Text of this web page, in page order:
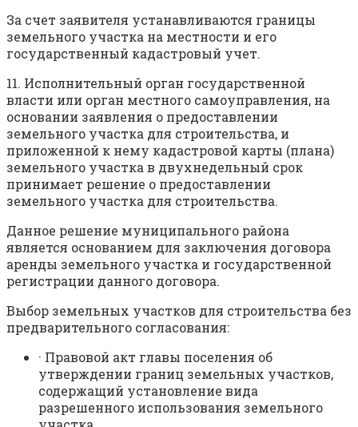
За счет заявителя устанавливаются границы
земельного участка на местности и его
государственный кадастровый учет.
11. Исполнительный орган государственной
власти или орган местного самоуправления, на
основании заявления о предоставлении
земельного участка для строительства, и
приложенной к нему кадастровой карты (плана)
земельного участка в двухнедельный срок
принимает решение о предоставлении
земельного участка для строительства.
Данное решение муниципального района
является основанием для заключения договора
аренды земельного участка и государственной
регистрации данного договора.
Выбор земельных участков для строительства без
предварительного согласования:
· Правовой акт главы поселения об
утверждении границ земельных участков,
содержащий установление вида
разрешенного использования земельного